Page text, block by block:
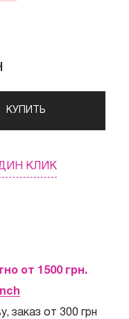
КУПИТЬ
КЛИК
от 1500 грн.
заказ от 300 грн